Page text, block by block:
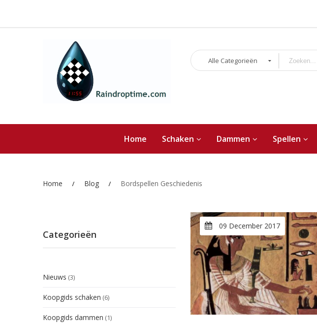
Alle Categorieën
Home Schaken Dammen Spellen
Home Blog Bordspellen Geschiedenis
09 December 2017
Categorieën
Nieuws (3)
Koopgids schaken (6)
Koopgids dammen (1)